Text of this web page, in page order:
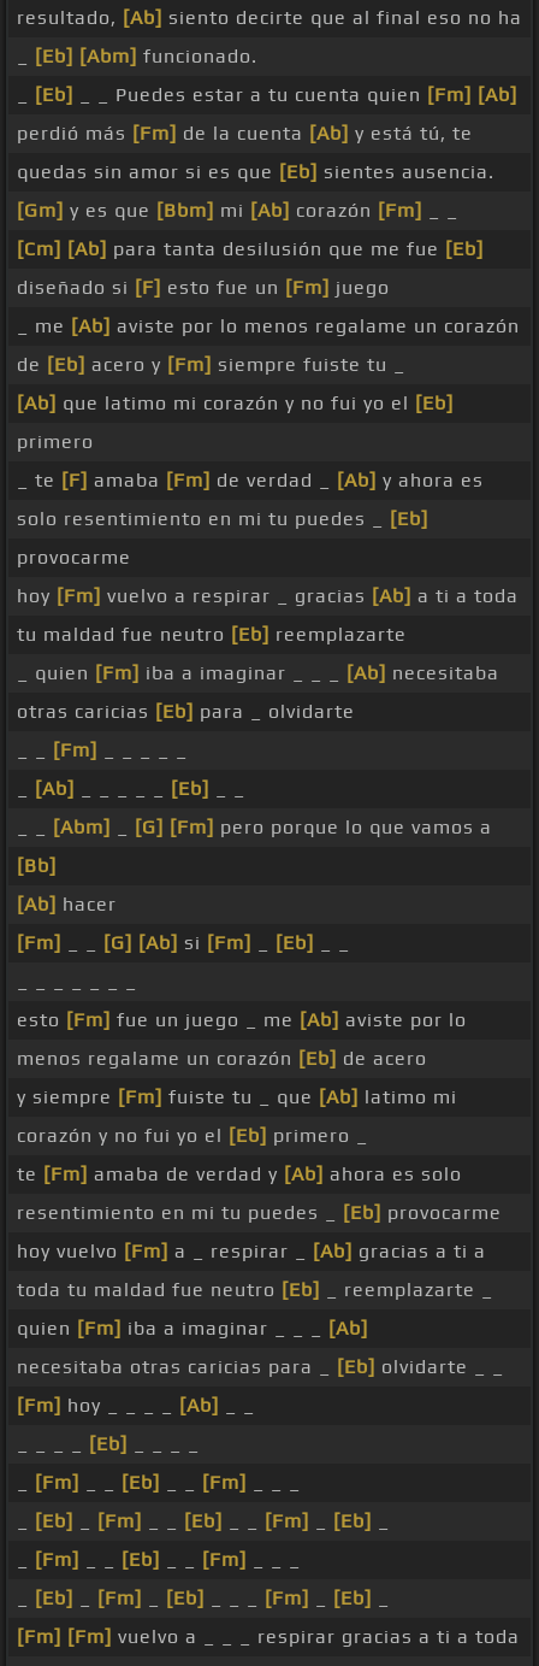
resultado, [Ab] siento decirte que al final eso no ha
[Eb] [Abm] funcionado.
[Eb] _ _ Puedes estar a tu cuenta quien [Fm] [Ab]
perdió más [Fm] de la cuenta [Ab] y está tú, te
quedas sin amor si es que [Eb] sientes ausencia.
[Gm] y es que [Bbm] mi [Ab] corazón [Fm]
[Cm] [Ab] para tanta desilusión que me fue [Eb]
diseñado si [F] esto fue un [Fm] juego
_ me [Ab] aviste por lo menos regalame un corazón
de [Eb] acero y [Fm] siempre fuiste tu _
[Ab] que latimo mi corazón y no fui yo el [Eb]
primero
_ te [F] amaba [Fm] de verdad _ [Ab] y ahora es
solo resentimiento en mi tu puedes _
[Eb]
provocarme
hoy [Fm] vuelvo a respirar _ gracias [Ab] a ti a toda
tu maldad fue neutro [Eb] reemplazarte
_ quien [Fm] iba a imaginar _ _ _ [Ab] necesitaba
otras caricias [Eb] para _ olvidarte
[Fm]
[Ab] [Eb]
[Abm] [G] [Fm] pero porque lo que vamos a
[Bb]
[Ab] hacer
[Fm]
[G] [Ab] si [Fm] [Eb]
esto [Fm] fue un juego _ me [Ab] aviste por lo
menos regalame un corazón [Eb] de acero
y siempre [Fm] fuiste tu _ que [Ab] latimo mi
corazón y no fui yo el [Eb] primero _
te [Fm] amaba de verdad y [Ab] ahora es solo
resentimiento en mi tu puedes _
[Eb] provocarme
hoy vuelvo [Fm] a _ respirar _ [Ab] gracias a ti a
toda tu maldad fue neutro [Eb]
_ reemplazarte _
quien [Fm] iba a imaginar _ _ _
[Ab]
necesitaba otras caricias para _
[Eb] olvidarte _ _
[Fm] hoy _ _ _ _ [Ab]
[Eb]
[Fm] [Eb] [Fm]
[Eb] [Fm] [Eb] [Fm] [Eb]
[Fm] [Eb] [Fm]
[Eb] [Fm] [Eb] [Fm] [Eb]
[Fm] [Fm] vuelvo a _ _ _ respirar gracias a ti a toda